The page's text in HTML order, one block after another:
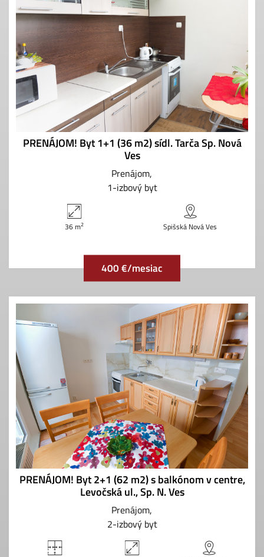
PRENÁJOM! Byt 1+1 (36 m2) sídl. Tarča Sp. Nová
Ves
Prenájom
1-izbový byt
36 m2 Spišská Nová Ves
400 €/mesiac
PRENÁJOM! Byt 2+1 (62 m2) s balkónom v centre,
Levočská ul., Sp. N. Ves
Prenájom
2-izbový byt